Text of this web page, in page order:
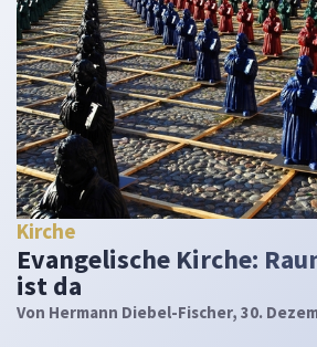
Kirche
Evangelische Kirche:
ist da
Von Hermann Diebel-Fischer, 30.